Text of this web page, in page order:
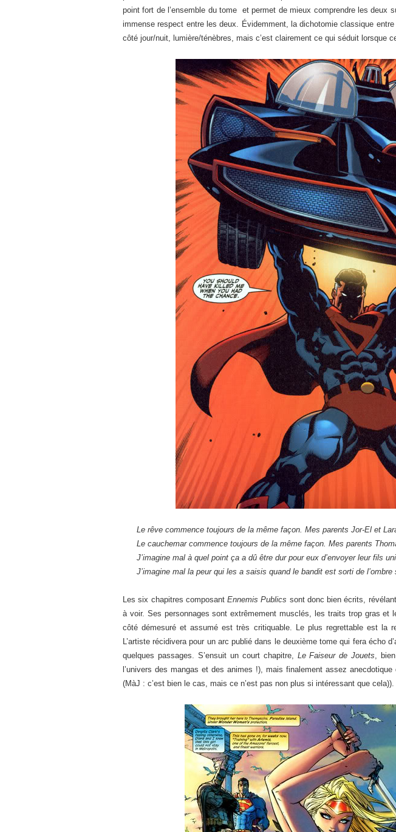
point fort de l’ensemble du tome et permet de mieux comprendre les
immense respect entre les deux. Évidemment, la dichotomie classique
côté jour/nuit, lumière/ténèbres, mais c’est clairement ce qui séduit lorsque
Le rêve commence toujours de la même façon. Mes parents Jor-El et
Le cauchemar commence toujours de la même façon. Mes parents
J’imagine mal à quel point ça a dû être dur pour eux d’envoyer leur fils
J’imagine mal la peur qui les a saisis quand le bandit est sorti de
Les six chapitres composantEnnemis Publics sont donc bien écrits,
à voir. Ses personnages sont extrêmement musclés, les traits trop gras
côté démesuré et assumé est très critiquable. Le plus regrettable est la
L’artiste récidivera pour un arc publié dans le deuxième tome qui fera écho
quelques passages. S’ensuit un court chapitre, Le Faiseur de Jouets,
l’univers des mangas et des animes !), mais finalement assez
(MàJ : c’est bien le cas, mais ce n’est pas non plus si intéressant que cela)).